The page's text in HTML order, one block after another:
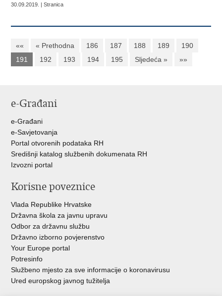
30.09.2019. | Stranica
«« « Prethodna 186 187 188 189
190
191
192 193 194 195 Sljedeća » »»
e-Građani
e-Građani
e-Savjetovanja
Portal otvorenih podataka RH
Središnji katalog službenih dokumenata RH
Izvozni portal
Korisne poveznice
Vlada Republike Hrvatske
Državna škola za javnu upravu
Odbor za državnu službu
Državno izborno povjerenstvo
Your Europe portal
Potresinfo
Službeno mjesto za sve informacije o koronavirusu
Ured europskog javnog tužitelja